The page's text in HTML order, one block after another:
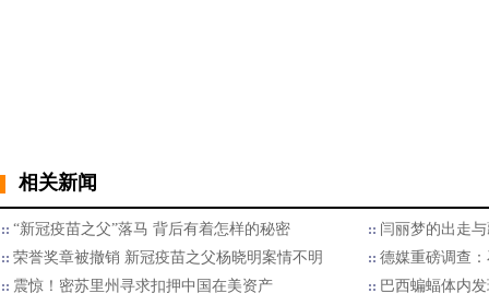
相关新闻
“新冠疫苗之父”落马 背后有着怎样的秘密
闫丽梦的出走
荣誉奖章被撤销 新冠疫苗之父杨晓明案情不明
德媒重磅调查
震惊！密苏里州寻求扣押中国在美资产
巴西蝙蝠体内